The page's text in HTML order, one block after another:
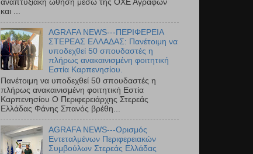
αναπτυξιακή ώθηση μέσω της ΟΧΕ Αγράφων
και ...
AGRAFA NEWS---ΠΕΡΙΦΕΡΕΙΑ
ΣΤΕΡΕΑΣ ΕΛΛΑΔΑΣ: Πανέτοιμη να
υποδεχθεί 50 σπουδαστές η
πλήρως ανακαινισμένη φοιτητική
Εστία Καρπενησίου.
Πανέτοιμη να υποδεχθεί 50 σπουδαστές η
πλήρως ανακαινισμένη φοιτητική Εστία
Καρπενησίου Ο Περιφερειάρχης Στερεάς
Ελλάδας Φάνης Σπανός βρέθη...
AGRAFA NEWS---Ορισμός
Εντεταλμένων Περιφερειακών
Συμβούλων Στερεάς Ελλάδας